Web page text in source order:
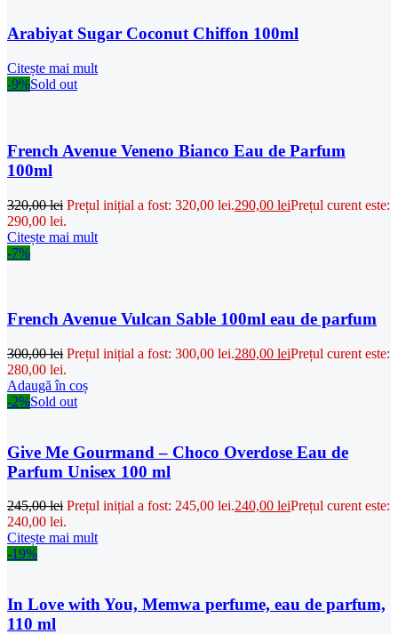
Arabiyat Sugar Coconut Chiffon 100ml
Citește mai mult
-9%Sold out
French Avenue Veneno Bianco Eau de Parfum
100ml
320,00lei Prețul inițial a fost: 320,00 lei.290,00 leiPrețul curent este:
290,00 lei.
Citește mai mult
-7%
French Avenue Vulcan Sable 100ml eau de parfum
300,00lei Prețul inițial a fost: 300,00 lei.280,00 leiPrețul curent este:
280,00 lei.
Adaugă în coș
-2%Sold out
Give Me Gourmand – Choco Overdose Eau de
Parfum Unisex 100 ml
245,00lei Prețul inițial a fost: 245,00 lei.240,00 leiPrețul curent este:
240,00 lei.
Citește mai mult
-19%
In Love with You, Memwa perfume, eau de parfum,
110 ml